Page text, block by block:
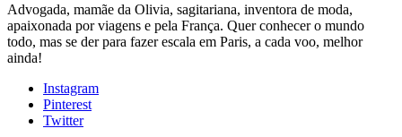
Advogada, mamãe da Olivia, sagitariana, inventora de moda,
apaixonada por viagens e pela França. Quer conhecer o mundo
todo, mas se der para fazer escala em Paris, a cada voo, melhor
ainda!
Instagram
Pinterest
Twitter